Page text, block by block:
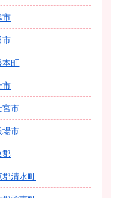
市
市
本町
市
宮市
場市
郡
郡清水町